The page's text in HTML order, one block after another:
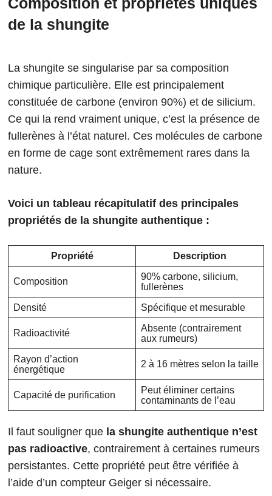
de la shungite
La shungite se singularise par sa composition
chimique particulière. Elle est principalement
constituée de carbone (environ 90%) et de silicium.
Ce qui la rend vraiment unique, c’est la présence de
fullerènes à l’état naturel. Ces molécules de carbone
en forme de cage sont extrêmement rares dans la
nature.
Voici un tableau récapitulatif des principales
propriétés de la shungite authentique :
Propriété Description
Composition
90% carbone, silicium,
fullerènes
Densité
Spécifique et mesurable
Radioactivité
Absente (contrairement
aux rumeurs)
Rayon d’action
énergétique
2 à 16 mètres selon la taille
Capacité de purification
Peut éliminer certains
contaminants de l’eau
Il faut souligner que la shungite authentique n’est
pas radioactive, contrairement à certaines rumeurs
persistantes. Cette propriété peut être vérifiée à
l’aide d’un compteur Geiger si nécessaire.